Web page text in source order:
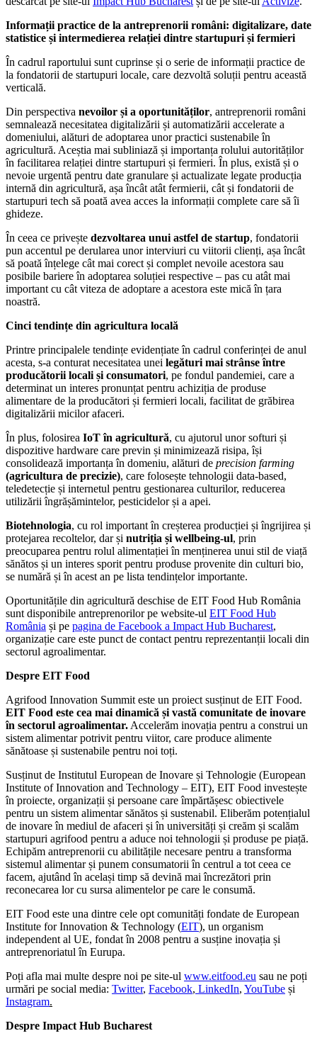
Informații practice de la antreprenorii români: digitalizare, date
statistice și intermedierea relației dintre startupuri și fermieri
În cadrul raportului sunt cuprinse și o serie de informații practice de
la fondatorii de startupuri locale, care dezvoltă soluții pentru această
verticală.
Din perspectiva nevoilor și a oportunităților, antreprenorii români
semnalează necesitatea digitalizării și automatizării accelerate a
domeniului, alături de adoptarea unor practici sustenabile în
agricultură. Aceștia mai subliniază și importanța rolului autorităților
în facilitarea relației dintre startupuri și fermieri. În plus, există și o
nevoie urgentă pentru date granulare și actualizate legate producția
internă din agricultură, așa încât atât fermierii, cât și fondatorii de
startupuri tech să poată avea acces la informații complete care să îi
ghideze.
În ceea ce privește dezvoltarea unui astfel de startup, fondatorii
pun accentul pe derularea unor interviuri cu viitorii clienți, așa încât
să poată înțelege cât mai corect și complet nevoile acestora sau
posibile bariere în adoptarea soluției respective – pas cu atât mai
important cu cât viteza de adoptare a acestora este mică în țara
noastră.
Cinci tendințe din agricultura locală
Printre principalele tendințe evidențiate în cadrul conferinței de anul
acesta, s-a conturat necesitatea unei legături mai strânse între
producătorii locali și consumatori, pe fondul pandemiei, care a
determinat un interes pronunțat pentru achiziția de produse
alimentare de la producători și fermieri locali, facilitat de grăbirea
digitalizării micilor afaceri.
În plus, folosirea IoT în agricultură, cu ajutorul unor softuri și
dispozitive hardware care previn și minimizează risipa, își
consolidează importanța în domeniu, alături de precision farming
(agricultura de precizie), care folosește tehnologii data-based,
teledetecție și internetul pentru gestionarea culturilor, reducerea
utilizării îngrășămintelor, pesticidelor și a apei.
Biotehnologia, cu rol important în creșterea producției și îngrijirea și
protejarea recoltelor, dar și nutriția și wellbeing-ul, prin
preocuparea pentru rolul alimentației în menținerea unui stil de viață
sănătos și un interes sporit pentru produse provenite din culturi bio,
se numără și în acest an pe lista tendințelor importante.
Oportunitățile din agricultură deschise de EIT Food Hub România
sunt disponibile antreprenorilor pe website-ul EIT Food Hub
România și pe pagina de Facebook a Impact Hub Bucharest,
organizație care este punct de contact pentru reprezentanții locali din
sectorul agroalimentar.
Despre EIT Food
Agrifood Innovation Summit este un proiect susținut de EIT Food.
EIT Food este cea mai dinamică și vastă comunitate de inovare
în sectorul agroalimentar. Accelerăm inovația pentru a construi un
sistem alimentar potrivit pentru viitor, care produce alimente
sănătoase și sustenabile pentru noi toți.
Susținut de Institutul European de Inovare și Tehnologie (European
Institute of Innovation and Technology – EIT), EIT Food investește
în proiecte, organizații și persoane care împărtășesc obiectivele
pentru un sistem alimentar sănătos și sustenabil. Eliberăm potențialul
de inovare în mediul de afaceri și în universități și creăm și scalăm
startupuri agrifood pentru a aduce noi tehnologii și produse pe piață.
Echipăm antreprenorii cu abilitățile necesare pentru a transforma
sistemul alimentar și punem consumatorii în centrul a tot ceea ce
facem, ajutând în același timp să devină mai încrezători prin
reconecarea lor cu sursa alimentelor pe care le consumă.
EIT Food este una dintre cele opt comunități fondate de European
Institute for Innovation & Technology (EIT), un organism
independent al UE, fondat în 2008 pentru a susține inovația și
antreprenoriatul în Eurupa.
Poți afla mai multe despre noi pe site-ul www.eitfood.eu sau ne poți
urmări pe social media: Twitter, Facebook, LinkedIn, YouTube și
Instagram.
Despre Impact Hub Bucharest